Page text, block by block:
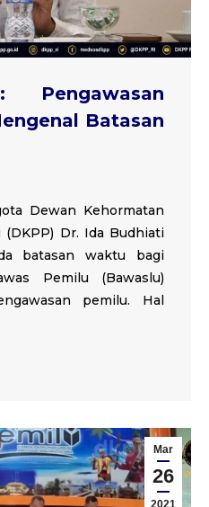
Pengawasan
Batasan
Dewan Kehormatan
(DKPP) Dr. Ida Budhiati
batasan waktu bagi
Pemilu (Bawaslu)
pemilu. Hal
Mar
26
2021